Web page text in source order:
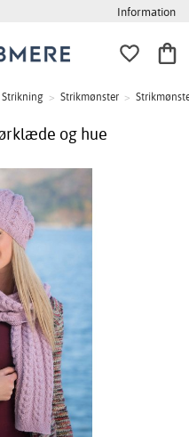
Information
Strikning > Strikmønster >
og hue